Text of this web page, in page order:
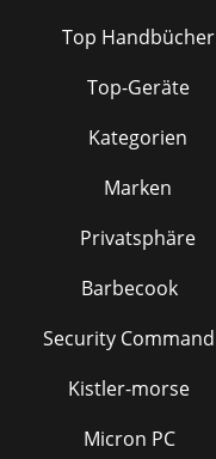
Top Handbücher
Top-Geräte
Kategorien
Marken
Privatsphäre
Barbecook
Security Command
Kistler-morse
Micron PC